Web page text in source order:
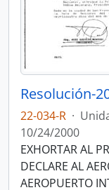
Resolución-
22-034-R ·
10/24/2000
EXHORTAR AL
DECLARE AL
AEROPUERTO